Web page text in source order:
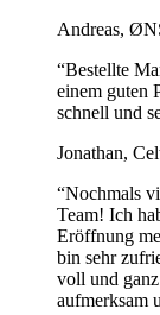
Andreas,
“Bestellte
einem guten
schnell und
Jonathan,
“Nochmals
Team! Ich
Eröffnung
bin sehr
voll und
aufmerksam